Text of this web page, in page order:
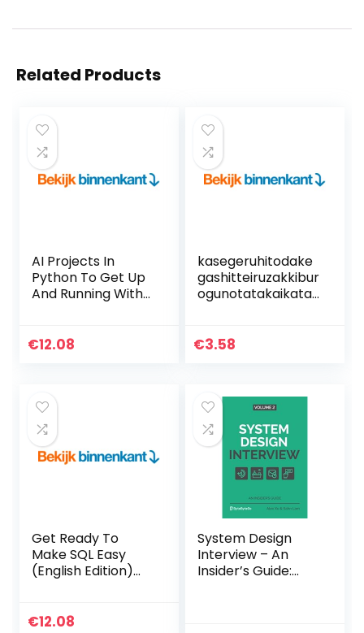
Related Products
AI Projects In
Python To Get Up
And Running With
(English Edition)
€12.08
kasegeruhitodake
gashitteiruzakkibur
ogunotatakaikata:
kuhoudaiyondan
€3.58
Get Ready To
Make SQL Easy
(English Edition)
€12.08
System Design
Interview – An
Insider’s Guide: